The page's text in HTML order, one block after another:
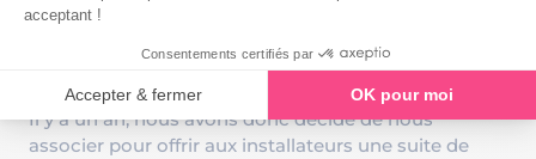
nous propose. Nous savions que c’était ensemble,
Il y a un an, nous avons donc décidé de nous
associer pour offrir aux installateurs une suite de